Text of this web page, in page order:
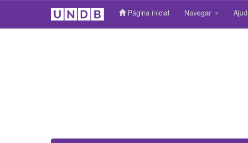
Página inicial Navegar